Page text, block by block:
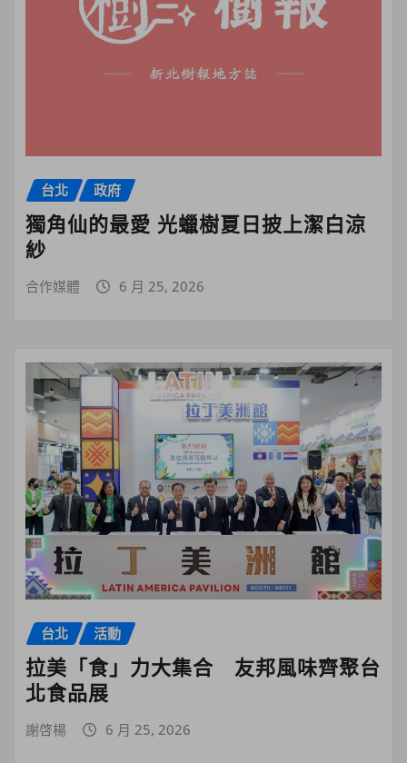
台北 政府
獨角仙的最愛 光蠟樹夏日披上潔白涼
紗
合作媒體 6 月 25, 2026
台北 活動
拉美「食」力大集合 友邦風味齊聚台
北食品展
謝啓楊 6 月 25, 2026